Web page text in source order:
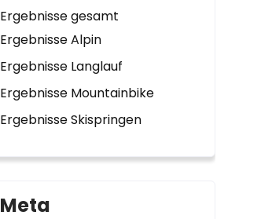
Ergebnisse gesamt
Ergebnisse Alpin
Ergebnisse Langlauf
Ergebnisse Mountainbike
Ergebnisse Skispringen
Meta